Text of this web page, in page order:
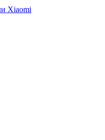
Xiaomi